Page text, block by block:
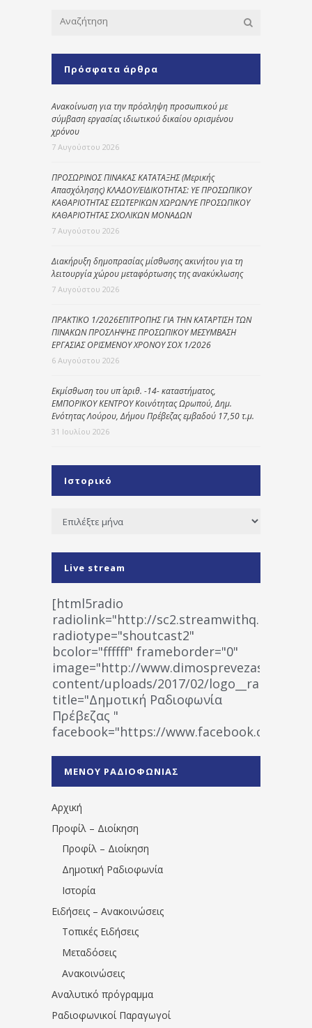
Πρόσφατα άρθρα
Ανακοίνωση για την πρόσληψη προσωπικού με
σύμβαση εργασίας ιδιωτικού δικαίου ορισμένου
χρόνου
7 Αυγούστου 2026
ΠΡΟΣΩΡΙΝΟΣ ΠΙΝΑΚΑΣ ΚΑΤΑΤΑΞΗΣ (Μερικής
Απασχόλησης) ΚΛΑΔΟΥ/ΕΙΔΙΚΟΤΗΤΑΣ: ΥΕ ΠΡΟΣΩΠΙΚΟΥ
ΚΑΘΑΡΙΟΤΗΤΑΣ ΕΣΩΤΕΡΙΚΩΝ ΧΩΡΩΝ/ΥΕ ΠΡΟΣΩΠΙΚΟΥ
ΚΑΘΑΡΙΟΤΗΤΑΣ ΣΧΟΛΙΚΩΝ ΜΟΝΑΔΩΝ
7 Αυγούστου 2026
Διακήρυξη δημοπρασίας μίσθωσης ακινήτου για τη
λειτουργία χώρου μεταφόρτωσης της ανακύκλωσης
7 Αυγούστου 2026
ΠΡΑΚΤΙΚΟ 1/2026ΕΠΙΤΡΟΠΗΣ ΓΙΑ ΤΗΝ ΚΑΤΑΡΤΙΣΗ ΤΩΝ
ΠΙΝΑΚΩΝ ΠΡΟΣΛΗΨΗΣ ΠΡΟΣΩΠΙΚΟΥ ΜΕΣΥΜΒΑΣΗ
ΕΡΓΑΣΙΑΣ ΟΡΙΣΜΕΝΟΥ ΧΡΟΝΟΥ ΣΟΧ 1/2026
6 Αυγούστου 2026
Εκμίσθωση του υπ΄ αριθ. -14- καταστήματος,
ΕΜΠΟΡΙΚΟΥ ΚΕΝΤΡΟΥ Κοινότητας Ωρωπού, Δημ.
Ενότητας Λούρου, Δήμου Πρέβεζας εμβαδού 17,50 τ.μ.
31 Ιουλίου 2026
Ιστορικό
Ιστορικό
Live stream
[html5radio
radiolink="http://
radiotype="shoutcast2"
bcolor="ffffff" frameborder="0"
image="http://www.dimosprevezas.gr/wp-
content/uploads/2017/02/
title="Δημοτική Ραδιοφωνία
Πρέβεζας "
facebook="https://www.facebook.com/
1531194763766854/" artist="" ]
ΜΕΝΟΥ ΡΑΔΙΟΦΩΝΙΑΣ
Αρχική
Προφίλ – Διοίκηση
Προφίλ – Διοίκηση
Δημοτική Ραδιοφωνία
Ιστορία
Ειδήσεις – Ανακοινώσεις
Τοπικές Ειδήσεις
Μεταδόσεις
Ανακοινώσεις
Αναλυτικό πρόγραμμα
Ραδιοφωνικοί Παραγωγοί